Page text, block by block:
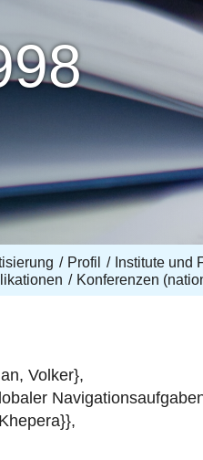
Profil Institute und
Konferenzen
Volker},